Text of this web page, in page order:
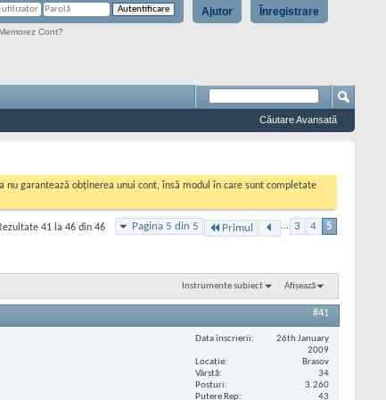
Înregistrare
Ajutor
Cont?
Căutare Avansată
garantează obținerea unui cont, însă modul în care sunt completate
Pagina 5 din 5 Primul ... 3 4 5
41 la 46 din 46
Instrumente subiect Afișează
#41
Data înscrierii
26th January
2009
Locaţie
Brasov
Vârstă
34
Posturi
3.260
Putere Rep
43